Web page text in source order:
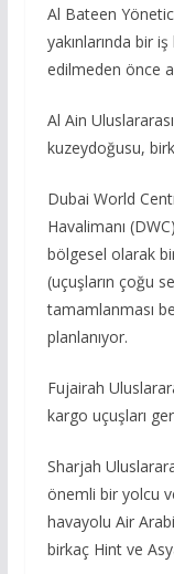
Al Bateen
yakınlarında bir
edilmeden önce
Al Ain
kuzeydoğusu,
Dubai World
Havalimanı
bölgesel olarak
(uçuşların çoğu
tamamlanması
planlanıyor.
Fujairah
kargo uçuşları
Sharjah
önemli bir yolcu
havayolu Air
birkaç Hint ve